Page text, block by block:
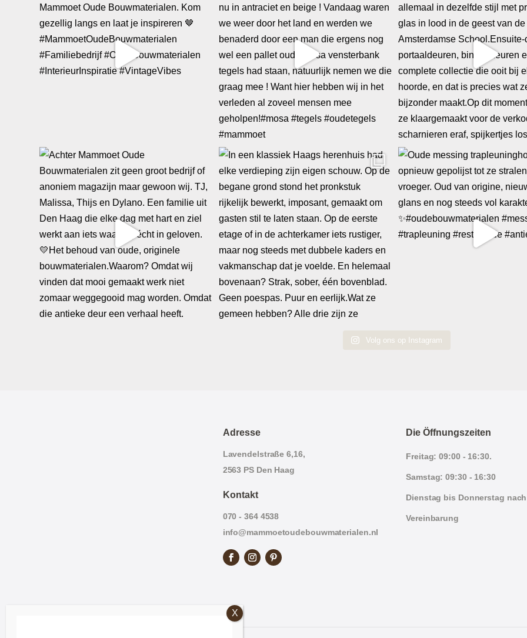
Volg ons op Instagram
Adresse
Lavendelstraße 6,16,
2563 PS Den Haag
Kontakt
070 - 364 4538
info@mammoetoudebouwmaterialen.nl
Die Öffnungszeiten
Freitag: 09:00 - 16:30.
Samstag: 09:30 - 16:30
Dienstag bis Donnerstag nach
Vereinbarung